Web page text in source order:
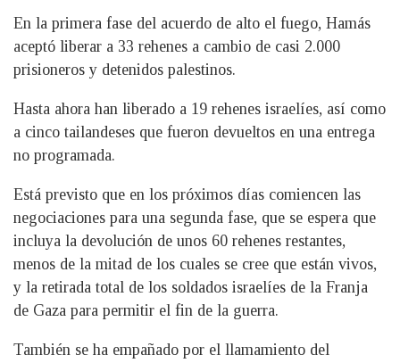
En la primera fase del acuerdo de alto el fuego, Hamás
aceptó liberar a 33 rehenes a cambio de casi 2.000
prisioneros y detenidos palestinos.
Hasta ahora han liberado a 19 rehenes israelíes, así como
a cinco tailandeses que fueron devueltos en una entrega
no programada.
Está previsto que en los próximos días comiencen las
negociaciones para una segunda fase, que se espera que
incluya la devolución de unos 60 rehenes restantes,
menos de la mitad de los cuales se cree que están vivos,
y la retirada total de los soldados israelíes de la Franja
de Gaza para permitir el fin de la guerra.
También se ha empañado por el llamamiento del